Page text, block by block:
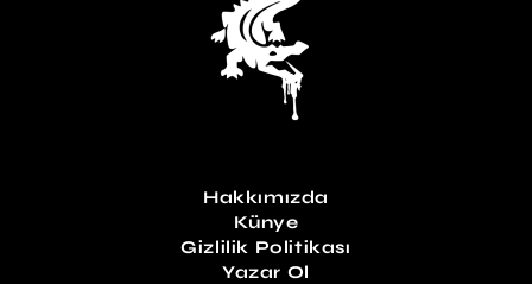
Hakkımızda
Künye
Gizlilik Politikası
Yazar Ol